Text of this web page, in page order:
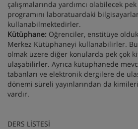
çalışmalarında yardımcı olabilecek
programını laboratuardaki
kullanabilmektedirler.
Kütüphane: Öğrenciler, enstitüye
Merkez Kütüphaneyi kullanabilirler.
olmak üzere diğer konularda pek çok
ulaşabilirler. Ayrıca kütüphanede
tabanları ve elektronik dergilere de
dönemi süreli yayınlarından da
vardır.
DERS LİSTESİ